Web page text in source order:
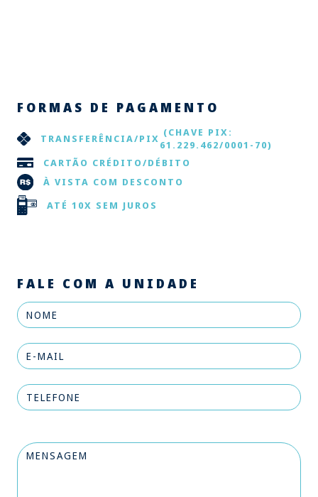
FORMAS DE PAGAMENTO
TRANSFERÊNCIA/PIX (CHAVE PIX:
61.229.462/0001-70)
CARTÃO CRÉDITO/DÉBITO
À VISTA COM DESCONTO
ATÉ 10X SEM JUROS
FALE COM A UNIDADE